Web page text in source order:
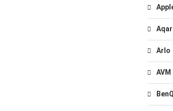
Arlo
AVM
BenQ